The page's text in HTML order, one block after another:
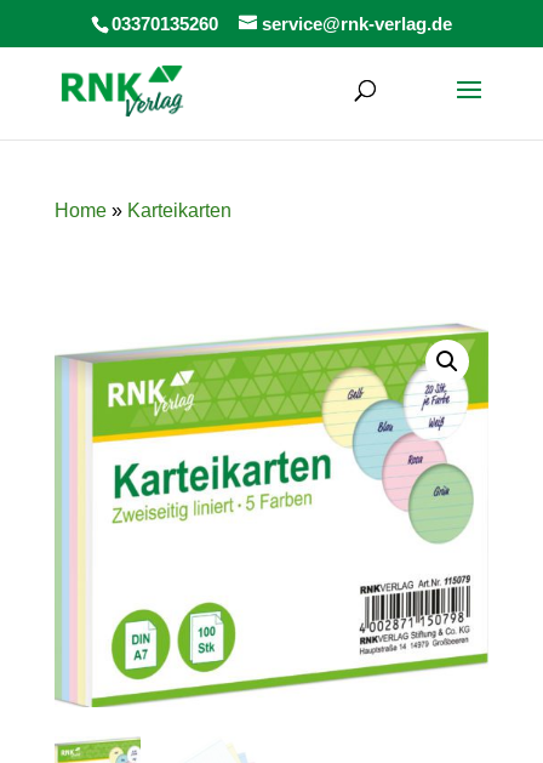
03370135260 service@rnk-verlag.de
Home» Karteikarten